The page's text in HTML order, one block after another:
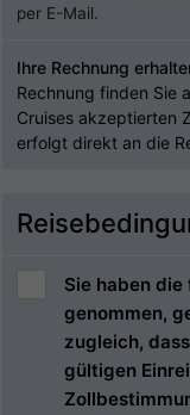
per E-Mail.
Ihre Rechnung
Rechnung finden Sie
Cruises akzeptierten
erfolgt direkt an die
Sie haben
genommen,
zugleich,
gültigen